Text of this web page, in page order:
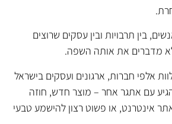
בין תרבויות ובין עסקים שרוצים
מדברים את אותה השפה.
אלפי חברות, ארגונים ועסקים בישראל
עם אתגר אחר – מוצר חדש, חוזה
אינטרנט, או פשוט רצון להישמע טבעי